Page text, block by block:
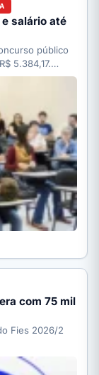
salário até
público
5.384,17.…
com 75 mil
Fies 2026/2